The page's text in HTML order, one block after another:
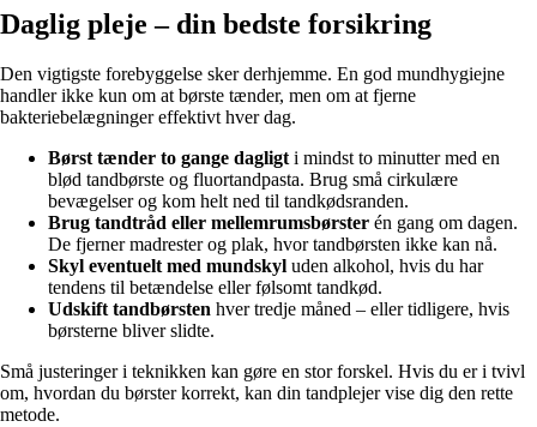
Daglig pleje – din bedste forsikring
Den vigtigste forebyggelse sker derhjemme. En god mundhygiejne
handler ikke kun om at børste tænder, men om at fjerne
bakteriebelægninger effektivt hver dag.
Børst tænder to gange dagligti mindst to minutter med en
blød tandbørste og fluortandpasta. Brug små cirkulære
bevægelser og kom helt ned til tandkødsranden.
Brug tandtråd eller mellemrumsbørster én gang om dagen.
De fjerner madrester og plak, hvor tandbørsten ikke kan nå.
Skyl eventuelt med mundskyl uden alkohol, hvis du har
tendens til betændelse eller følsomt tandkød.
Udskift tandbørsten hver tredje måned – eller tidligere, hvis
børsterne bliver slidte.
Små justeringer i teknikken kan gøre en stor forskel. Hvis du er i tvivl
om, hvordan du børster korrekt, kan din tandplejer vise dig den rette
metode.